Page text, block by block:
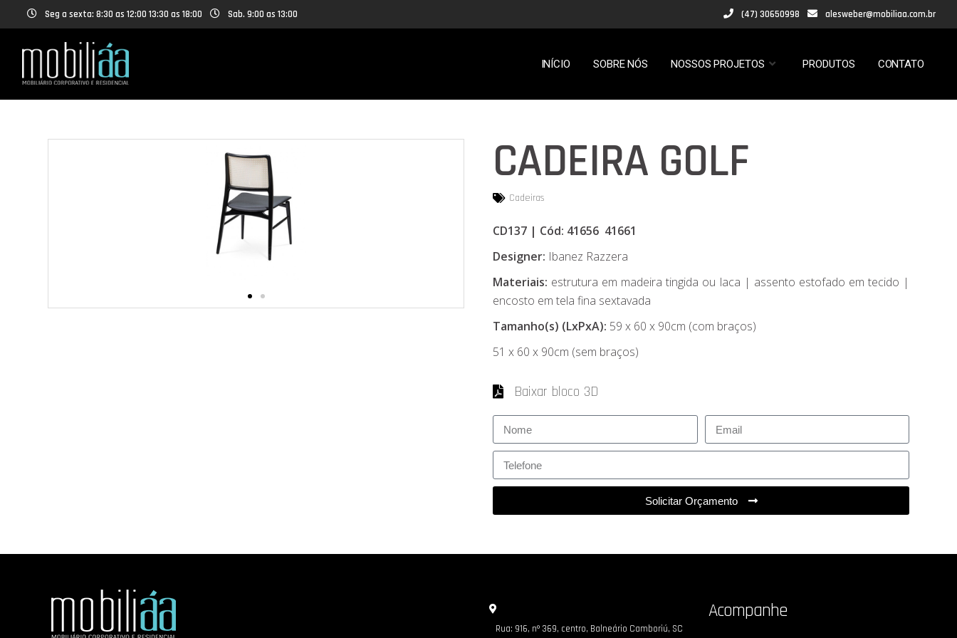
Seg a sexta: 8:30 as 12:00 13:30 as 18:00 Sab. 9:00 as 13:00 (47) 30650998 alesweber@mobiliaa.com.br
INÍCIO SOBRE NÓS NOSSOS PROJETOS PRODUTOS CONTATO
CADEIRA GOLF
Cadeiras
CD137 | Cód: 41656 41661
Designer: Ibanez Razzera
Materiais: estrutura em madeira tingida ou laca | assento estofado em tecido |
encosto em tela fina sextavada
Tamanho(s) (LxPxA): 59 x 60 x 90cm (com braços)
51 x 60 x 90cm (sem braços)
Baixar bloco 3D
Solicitar Orçamento
Rua: 916, nº 369, centro, Balneário Camboriú, SC
Acompanhe